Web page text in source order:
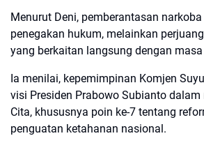
Menurut Deni, pemberantasan
penegakan hukum, melainkan
yang berkaitan langsung dengan
Ia menilai, kepemimpinan Komjen
visi Presiden Prabowo Subianto
Cita, khususnya poin ke-7 tentang
penguatan ketahanan nasional.